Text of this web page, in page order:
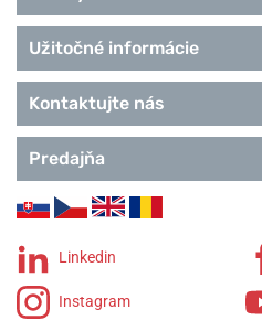
Užitočné informácie
Kontaktujte nás
Predajňa
Linkedin
Instagram